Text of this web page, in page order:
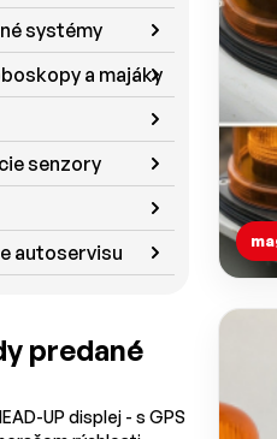
systémy
a majáky
senzory
autoservisu
predané
UP displej - s GPS